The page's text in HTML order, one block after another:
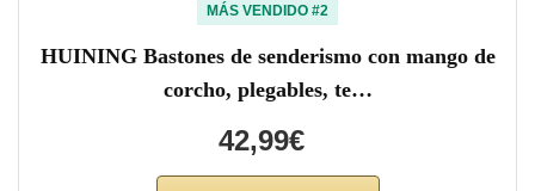
MÁS VENDIDO #2
HUINING Bastones de senderismo con mango de
corcho, plegables, te…
42,99€